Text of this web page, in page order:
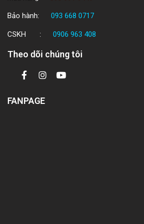
Bảo hành: 093 668 0717
CSKH : 0906 963 408
Theo dõi chúng tôi
FANPAGE